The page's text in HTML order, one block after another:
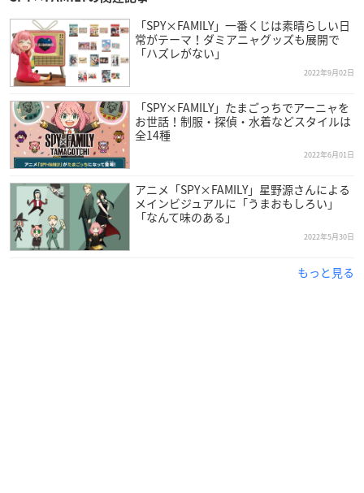
「SPY×FAMILY」一番くじは素晴らしい日
常がテーマ！ダミアニャグッズも展開で
「ハズレがない」
2022年9月02日
「SPY×FAMILY」たまごっちでアーニャを
お世話！制服・探偵・水着などスタイルは
全14種
2022年6月01日
アニメ「SPY×FAMILY」星野源さんによる
メインビジュアルに「うまおもしろい」
「なんて味のある」
2022年5月30日
もっと見る